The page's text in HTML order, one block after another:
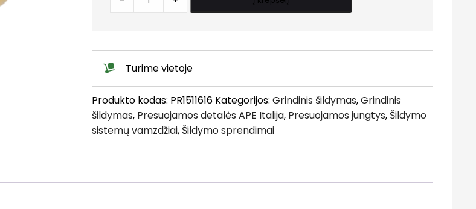
APE
Turime vietoje
Produkto kodas: PR1511616 Kategorijos:Grindinis šildymas,Grindinis
šildymas, Presuojamos detalės APE Italija, Presuojamos jungtys, Šildymo
sistemų vamzdžiai, Šildymo sprendimai